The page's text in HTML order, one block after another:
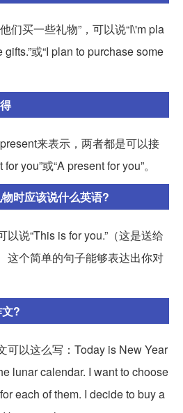
们买一些礼物”，可以说“I\'m pla
或“I plan to purchase some
来表示，两者都是可以接
you”或“A present for you”。
时应该说什么英语?
说“This is for you.”（这是送给
这个简单的句子能够表达出你对
?
可以这么写：Today is New Year
lunar calendar. I want to choose
each of them. I decide to buy a